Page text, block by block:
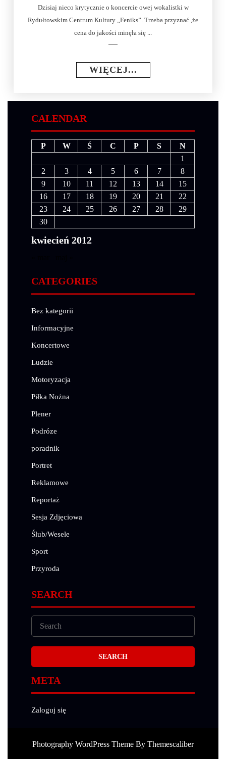
Dzisiaj nieco krytycznie o koncercie owej wokalistki w
Rydułtowskim Centrum Kultury „Feniks”. Trzeba przyznać ,że
cena do jakości minęła się ...
WIĘCEJ...
CALENDAR
kwiecień 2012
P W Ś C P S
N
1
2
3 4 5 6 7
8
9
10 11 12 13 14
15
16
17 18 19 20 21
22
23
24 25 26 27 28
29
30
CATEGORIES
Bez kategorii
Informacyjne
Koncertowe
Ludzie
Motoryzacja
Piłka Nożna
Plener
Podróze
poradnik
Portret
Reklamowe
Reportaż
Sesja Zdjęciowa
Ślub/Wesele
Sport
Przyroda
SEARCH
META
Zaloguj się
Photography WordPress Theme By Themescaliber